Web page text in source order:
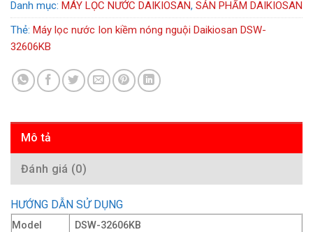
Danh mục: MÁY LỌC NƯỚC DAIKIOSAN, SẢN PHẨM DAIKIOSAN
Thẻ: Máy lọc nước Ion kiềm nóng nguội Daikiosan DSW-
32606KB
Mô tả
Đánh giá (0)
HƯỚNG DẪN SỬ DỤNG
Model
DSW-32606KB